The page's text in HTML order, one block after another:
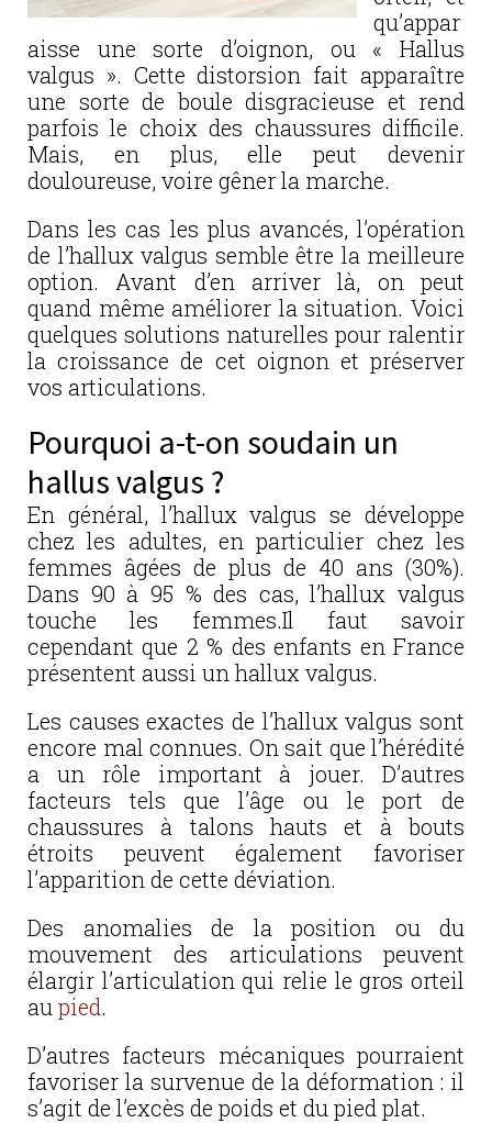
qu’appar
aisse une sorte d’oignon, ou « Hallus
valgus ». Cette distorsion fait apparaître
une sorte de boule disgracieuse et rend
parfois le choix des chaussures difficile.
Mais, en plus, elle peut devenir
douloureuse, voire gêner la marche.
Dans les cas les plus avancés, l’opération
de l’hallux valgus semble être la meilleure
option. Avant d’en arriver là, on peut
quand même améliorer la situation. Voici
quelques solutions naturelles pour ralentir
la croissance de cet oignon et préserver
vos articulations.
Pourquoi a-t-on soudain un
hallus valgus ?
En général, l’hallux valgus se développe
chez les adultes, en particulier chez les
femmes âgées de plus de 40 ans (30%).
Dans 90 à 95 % des cas, l’hallux valgus
touche les femmes.Il faut savoir
cependant que 2 % des enfants en France
présentent aussi un hallux valgus.
Les causes exactes de l’hallux valgus sont
encore mal connues. On sait que l’hérédité
a un rôle important à jouer. D’autres
facteurs tels que l’âge ou le port de
chaussures à talons hauts et à bouts
étroits peuvent également favoriser
l’apparition de cette déviation.
Des anomalies de la position ou du
mouvement des articulations peuvent
élargir l’articulation qui relie le gros orteil
au pied.
D’autres facteurs mécaniques pourraient
favoriser la survenue de la déformation : il
s’agit de l’excès de poids et du pied plat.